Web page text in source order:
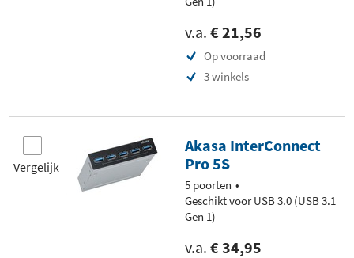
v.a. € 21,56
Op voorraad
3 winkels
Vergelijk
Akasa InterConnect
Pro 5S
5 poorten
Geschikt voor USB 3.0 (USB 3.1
Gen 1)
v.a. € 34,95